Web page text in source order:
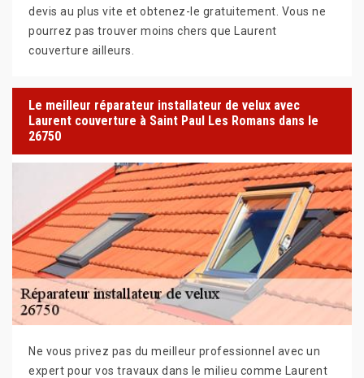
devis au plus vite et obtenez-le gratuitement. Vous ne
pourrez pas trouver moins chers que Laurent
couverture ailleurs.
Le meilleur réparateur installateur de velux avec
Laurent couverture à Saint Paul Les Romans dans le
26750
Ne vous privez pas du meilleur professionnel avec un
expert pour vos travaux dans le milieu comme Laurent